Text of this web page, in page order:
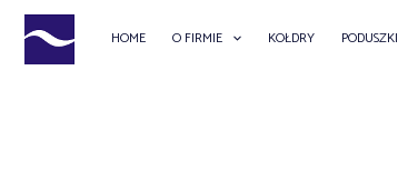
CONTENT
HOME O FIRMIE KOŁDRY PODUSZKI